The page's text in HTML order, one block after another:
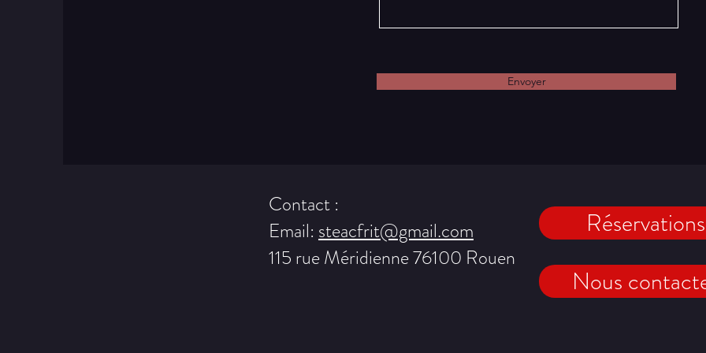
Envoyer
Contact :
Email: steacfrit@gmail.com
115 rue Méridienne 76100 Rouen
Réservations
Nous